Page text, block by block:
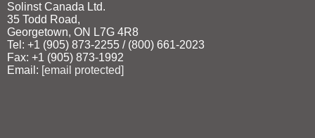
Solinst Canada Ltd.
35 Todd Road,
Georgetown, ON L7G 4R8
Tel: +1 (905) 873‑2255 / (800) 661‑2023
Fax: +1 (905) 873‑1992
Email: [email protected]